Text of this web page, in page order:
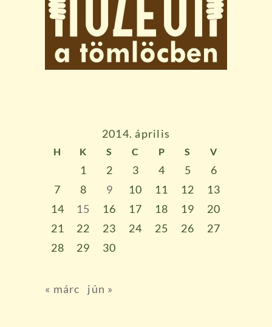
2014. április
H K S C P S V
1 2 3 4 5
6
7
8 9 10 11 12
13
14
15 16 17 18 19
20
21
22 23 24 25 26
27
28
29 30
« márc jún »